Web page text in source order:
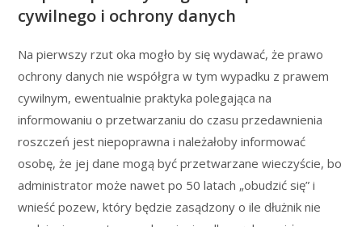
cywilnego i ochrony danych
Na pierwszy rzut oka mogło by się wydawać, że prawo
ochrony danych nie współgra w tym wypadku z prawem
cywilnym, ewentualnie praktyka polegająca na
informowaniu o przetwarzaniu do czasu przedawnienia
roszczeń jest niepoprawna i należałoby informować
osobę, że jej dane mogą być przetwarzane wieczyście, bo
administrator może nawet po 50 latach „obudzić się” i
wnieść pozew, który będzie zasądzony o ile dłużnik nie